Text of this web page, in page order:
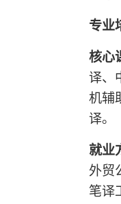
专业
核心
译、
机辅
译。
就业
外贸
笔译